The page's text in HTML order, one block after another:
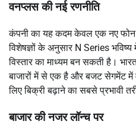
वनप्लस की नई रणनीति
कंपनी का यह कदम केवल एक नए फोन
विशेषज्ञों के अनुसार N Series
विस्तार का माध्यम बन सकती है।
बाजारों में से एक है और बजट सेगमेंट में
लिए बिक्री बढ़ाने का सबसे प्रभावी
बाजार की नजर लॉन्च पर